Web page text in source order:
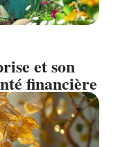
et son
financière